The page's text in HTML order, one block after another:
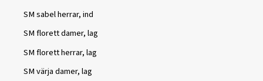
SM sabel herrar, ind
SM florett damer, lag
SM florett herrar, lag
SM värja damer, lag